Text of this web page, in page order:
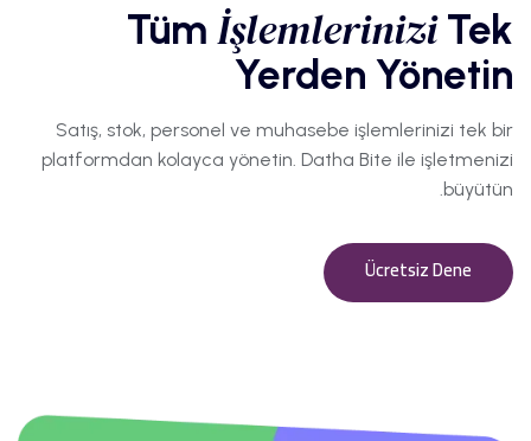
Tüm İşlemleriniziTek
Yerden Yönetin
Satış, stok, personel ve muhasebe işlemlerinizi tek bir
platformdan kolayca yönetin. Datha Bite ile işletmenizi
büyütün.
Ücretsiz Dene